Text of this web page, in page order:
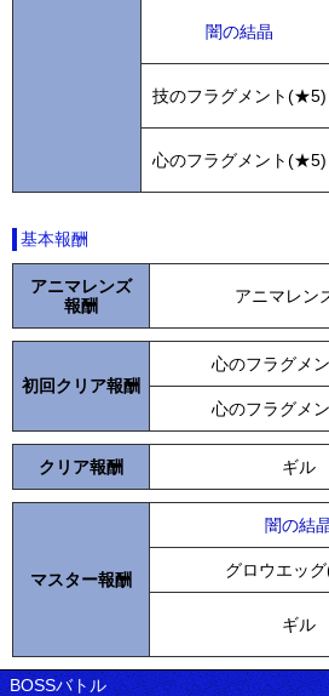
闇の結晶
技のフラグメント(★5)
心のフラグメント(★5)
基本報酬
アニマレンズ
報酬
アニマレン
初回クリア報酬
心のフラグメ
心のフラグメ
クリア報酬 ギル
マスター報酬
闇の結
グロウエッ
ギル
BOSSバトル